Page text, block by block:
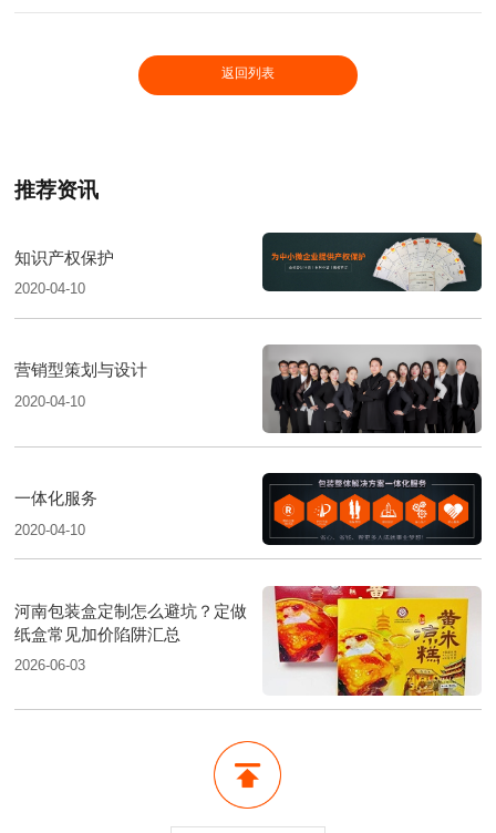
返回列表
推荐资讯
知识产权保护
2020-04-10
营销型策划与设计
2020-04-10
一体化服务
2020-04-10
河南包装盒定制怎么避坑？定做
纸盒常见加价陷阱汇总
2026-06-03